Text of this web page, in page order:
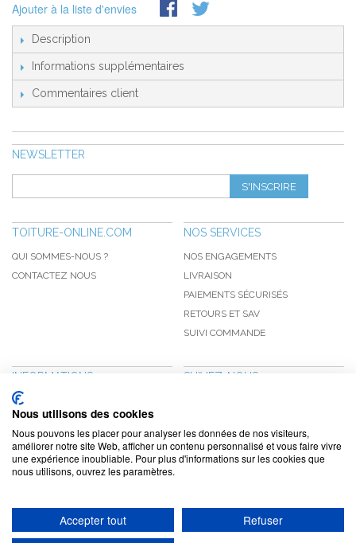
Ajouter à la liste d'envies
Description
Informations supplémentaires
Commentaires client
NEWSLETTER
S'INSCRIRE
TOITURE-ONLINE.COM
QUI SOMMES-NOUS ?
CONTACTEZ NOUS
NOS SERVICES
NOS ENGAGEMENTS
LIVRAISON
PAIEMENTS SÉCURISÉS
RETOURS ET SAV
SUIVI COMMANDE
INFORMATIONS
NOUVEAUTÉS
PROMOTIONS
CGV
CONFIDENTIALITÉ
MENTIONS LÉGALES
SUIVEZ-NOUS
NOTRE BLOG
Nous utilisons des cookies
Nous pouvons les placer pour analyser les données de nos visiteurs,
améliorer notre site Web, afficher un contenu personnalisé et vous faire vivre
une expérience inoubliable. Pour plus d'informations sur les cookies que
nous utilisons, ouvrez les paramètres.
Accepter tout
Refuser